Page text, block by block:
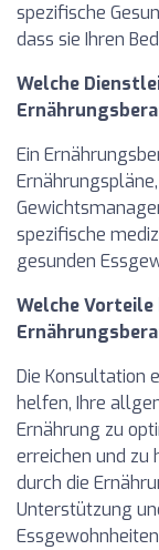
spezifische
dass sie Ihren
Welche
Ein
spezifische
gesunden
Welche
Die Konsultation
helfen, Ihre
Ernährung zu
erreichen und zu
durch die
Unterstützung